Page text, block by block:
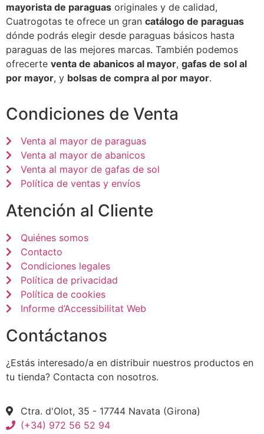
mayorista de paraguas originales y de calidad,
Cuatrogotas te ofrece un gran catálogo de paraguas
dónde podrás elegir desde paraguas básicos hasta
paraguas de las mejores marcas. También podemos
ofrecerte venta de abanicos al mayor, gafas de sol al
por mayor, y bolsas de compra al por mayor.
Condiciones de Venta
Venta al mayor de paraguas
Venta al mayor de abanicos
Venta al mayor de gafas de sol
Política de ventas y envíos
Atención al Cliente
Quiénes somos
Contacto
Condiciones legales
Política de privacidad
Política de cookies
Informe d’Accessibilitat Web
Contáctanos
¿Estás interesado/a en distribuir nuestros productos en
tu tienda? Contacta con nosotros.
Ctra. d'Olot, 35 - 17744 Navata (Girona)
(+34) 972 56 52 94